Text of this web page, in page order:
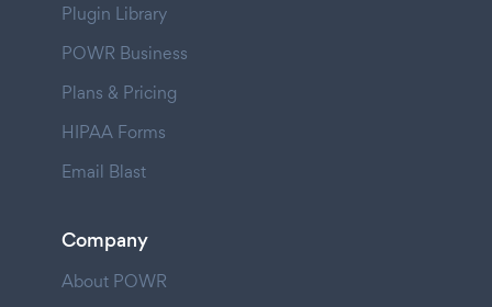
Plugin Library
POWR Business
Plans & Pricing
HIPAA Forms
Email Blast
Company
About POWR